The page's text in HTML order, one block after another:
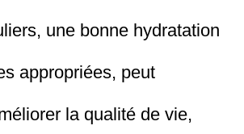
une bonne hydratation
appropriées, peut
la qualité de vie,